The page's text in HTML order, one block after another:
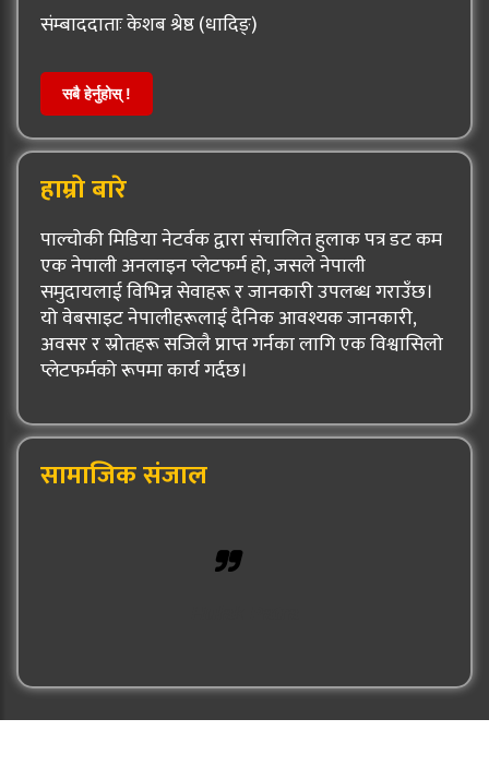
संम्बाददाताः केशब श्रेष्ठ (धादिङ्)
सबै हेर्नुहोस् !
हाम्रो बारे
पाल्चोकी मिडिया नेटर्वक द्वारा संचालित हुलाक पत्र डट कम
एक नेपाली अनलाइन प्लेटफर्म हो, जसले नेपाली
समुदायलाई विभिन्न सेवाहरू र जानकारी उपलब्ध गराउँछ।
यो वेबसाइट नेपालीहरूलाई दैनिक आवश्यक जानकारी,
अवसर र स्रोतहरू सजिलै प्राप्त गर्नका लागि एक विश्वासिलो
प्लेटफर्मको रूपमा कार्य गर्दछ।
सामाजिक संजाल